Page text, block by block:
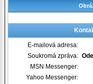
E-mailová adresa:
Soukromá zpráva:
MSN Messenger:
Yahoo Messenger: